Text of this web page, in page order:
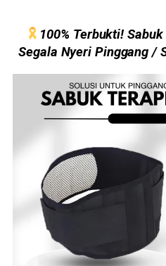
100% Terbukti!
Segala Nyeri Pinggang /